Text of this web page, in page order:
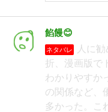
餡饅😊
ネタバレ
人に
折、漫画版で
わかりやすか
の関係など、
多かった。こ